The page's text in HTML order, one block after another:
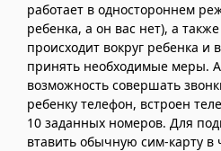
работает в одностороннем
ребенка, а он вас нет), а
происходит вокруг ребенка и
принять необходимые меры.
возможность совершать
ребенку телефон, встроен
10 заданных номеров. Для
втавить обычную сим-карту в